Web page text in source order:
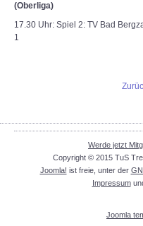
(Oberliga)
17.30 Uhr: Spiel 2: TV Bad
1
Werde jetzt
Copyright © 2015 TuS
Joomla! ist freie, unter der
Impressum
Joomla